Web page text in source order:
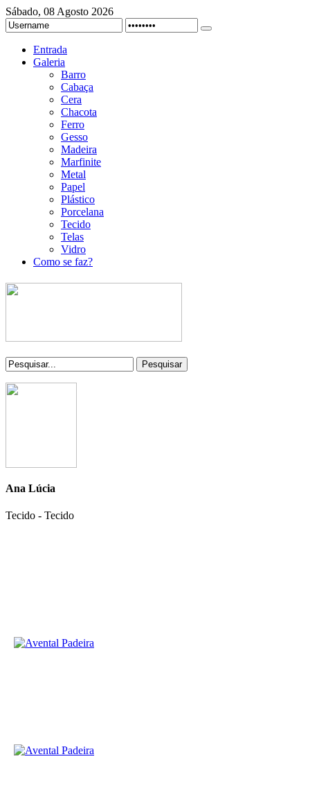
Sábado, 08 Agosto 2026
Entrada
Galeria
Barro
Cabaça
Cera
Chacota
Ferro
Gesso
Madeira
Marfinite
Metal
Papel
Plástico
Porcelana
Tecido
Telas
Vidro
Como se faz?
Pesquisar
Ana Lúcia
Tecido - Tecido